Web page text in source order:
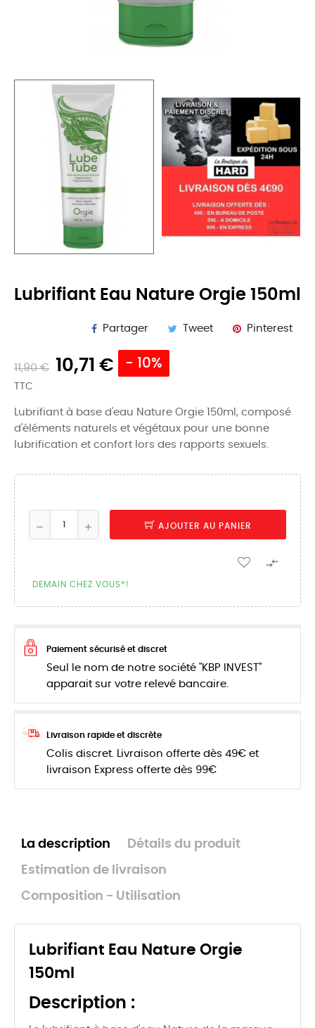
Lubrifiant Eau Nature Orgie 150ml
Partager Tweet Pinterest
11,90 € 10,71 € - 10%
TTC
Lubrifiant à base d'eau Nature Orgie 150ml, composé
d'éléments naturels et végétaux pour une bonne
lubrification et confort lors des rapports sexuels.
AJOUTER AU PANIER

DEMAIN CHEZ VOUS*!
Paiement sécurisé et discret
Seul le nom de notre société "KBP INVEST"
apparait sur votre relevé bancaire.
Livraison rapide et discrète
Colis discret. Livraison offerte dès 49€ et
livraison Express offerte dès 99€
La description Détails du produit
Estimation de livraison
Composition - Utilisation
Lubrifiant Eau Nature Orgie
150ml
Description :